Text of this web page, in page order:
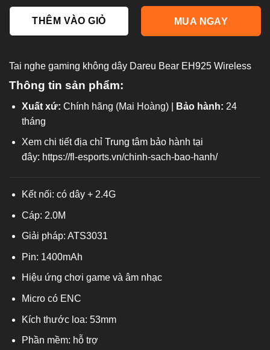
THÊM VÀO GIỎ MUA NGAY
Tai nghe gaming không dây Dareu Bear EH925 Wireless
Thông tin sản phẩm:
Xuất xứ: Chính hãng (Mai Hoàng) | Bảo hành: 24
tháng
Xem chi tiết địa chỉ Trung tâm bảo hành tại
đây: https://fl-esports.vn/chinh-sach-bao-hanh/
Kết nối: có dây + 2.4G
Cáp: 2.0M
Giải pháp: ATS3031
Pin: 1400mAh
Hiệu ứng chơi game và âm nhạc
Micro có ENC
Kích thước loa: 53mm
Phần mềm: hỗ trợ